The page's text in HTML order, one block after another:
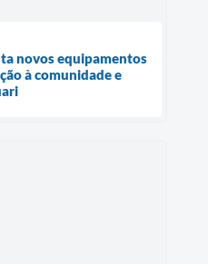
novos equipamentos
à comunidade e